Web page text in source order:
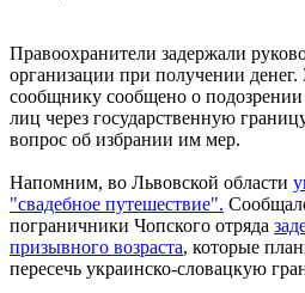
Правоохранители задержали
организации при получении
сообщнику сообщено о подозрении
лиц через государственную
вопрос об избрании им мер.
Напомним, во Львовской области
"свадебное путешествие".
пограничники Чопского отряда
призывного возраста, которые
пересечь украинско-словацкую